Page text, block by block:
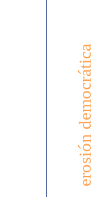
erosión democrática